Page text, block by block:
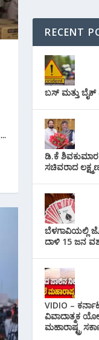
RECENT
ಬಸ್ ಮತ್ತು ಬೈಕ್
ಡಿ.ಕೆ ಶಿವಕುಮಾರ
ಸಚಿವರಾದ
ಬೆಳಗಾವಿಯಲ್ಲಿ
ದಾಳಿ 15 ಜನ
VIDIO –
ವಿವಾದಾತ್ಮಕ
ಮಹಾರಾಷ್ಟ್ರ